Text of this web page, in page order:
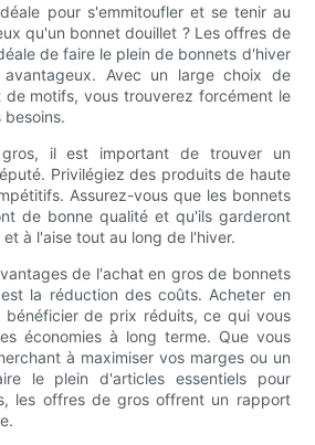
pour s'emmitoufler et se tenir au
qu'un bonnet douillet ? Les offres de
de faire le plein de bonnets d'hiver
Avec un large choix de
de motifs, vous trouverez forcément le
il est important de trouver un
Privilégiez des produits de haute
Assurez-vous que les bonnets
de bonne qualité et qu'ils garderont
à l'aise tout au long de l'hiver.
de l'achat en gros de bonnets
la réduction des coûts. Acheter en
de prix réduits, ce qui vous
économies à long terme. Que vous
à maximiser vos marges ou un
le plein d'articles essentiels pour
les offres de gros offrent un rapport